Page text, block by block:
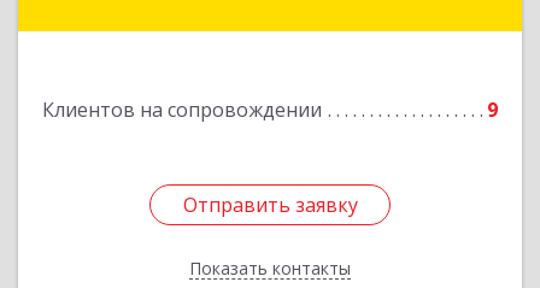
Клиентов на сопровождении 9
Отправить заявку
Показать контакты
Отправить заявку
Назад